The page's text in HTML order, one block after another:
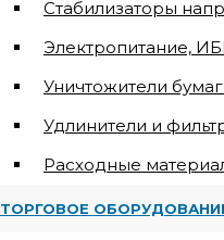
Стабилизаторы
Электропитание,
Уничтожители
Удлинители и
Расходные
ТОРГОВОЕ